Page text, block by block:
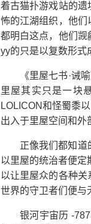
着古猫扑游戏站的遗
怖的江湖组织，他们
都明白这点，他们觊
yy的只是以复数形式
《里屋七书·诫
里屋其实只是一块
LOLICON和怪蜀黍
出入于里屋空间和外
正像我们都知道
以里屋的统治者便定
以让里屋众的各种
世界的守卫者们便与
银河宇宙历 -